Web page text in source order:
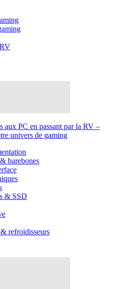
aux PC en passant par la RV –
univers de gaming
barebones
& SSD
refroidisseurs